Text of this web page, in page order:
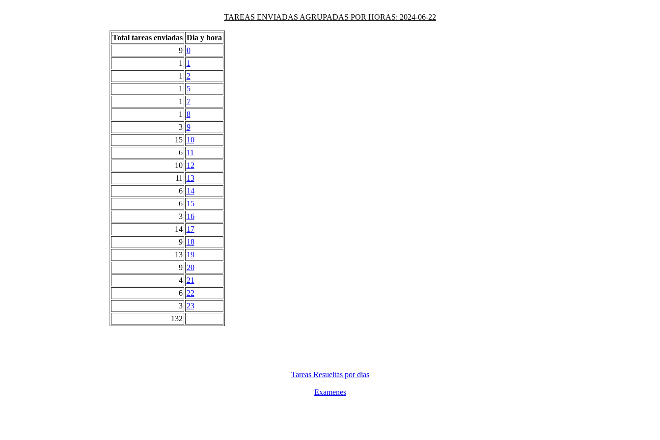
TAREAS ENVIADAS AGRUPADAS POR HORAS: 2024-06-22
Total tareas enviadas Dia y hora
9 0
1
1
1
2
1
5
1
7
1
8
3 9
15 10
6 11
10 12
11
13
6 14
6 15
3 16
14 17
9 18
13 19
9 20
4 21
6 22
3 23
132
Tareas Resueltas por dias
Examenes